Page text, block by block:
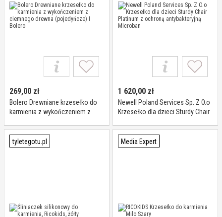
269,00 zł
Bolero Drewniane krzesełko do
karmienia z wykończeniem z
Bolero
1 620,00 zł
Newell Poland Services Sp. Z O.o
Krzesełko dla dzieci Sturdy Chair
antybakteryjną Microban
tyletegotu.pl
Media Expert